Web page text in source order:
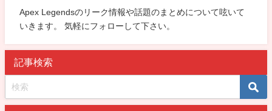
Apex Legendsのリーク情報や話題のまとめについて呟いて
いきます。 気軽にフォローして下さい。
記事検索